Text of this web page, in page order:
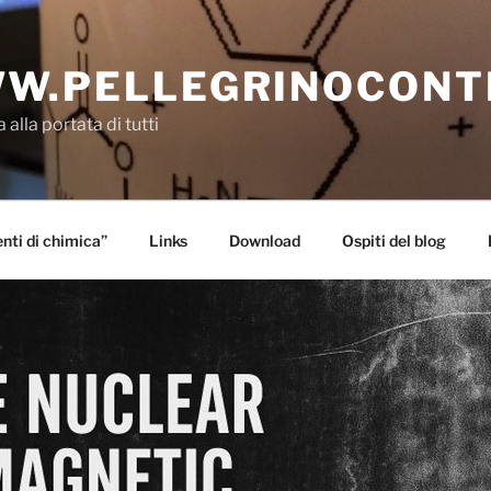
alla portata di tutti
di chimica” Links Download Ospiti del blog